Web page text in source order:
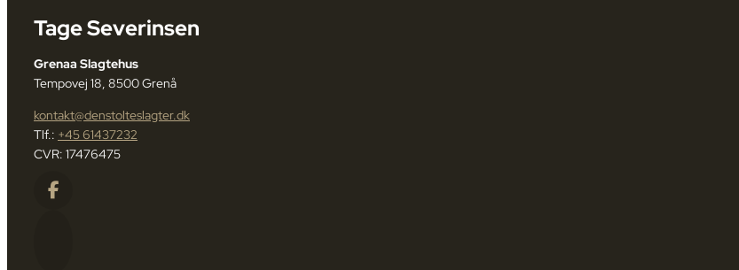
Tage Severinsen
Grenaa Slagtehus
Tempovej 18, 8500 Grenå
kontakt@denstolteslagter.dk
Tlf.: +45 61437232
CVR: 17476475